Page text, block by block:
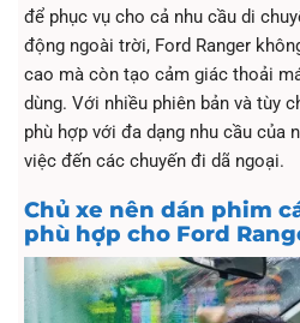
để phục vụ cho cả nhu cầu di
động ngoài trời, Ford Ranger
cao mà còn tạo cảm giác thoải
dùng. Với nhiều phiên bản và tùy
phù hợp với đa dạng nhu cầu của
việc đến các chuyến đi dã ngoại.
Chủ xe nên dán phim
phù hợp cho Ford